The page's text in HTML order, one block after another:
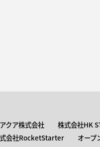
アクア株式会社 株式会社HK
会社RocketStarter
オープ